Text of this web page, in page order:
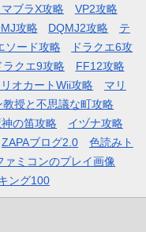
マブラX攻略
VP2攻略
攻略 DQMJ2攻略
テ
ソード攻略
ドラクエ6攻
ラクエ9攻略
FF12攻略
オカートWii攻略
マリ
教授と不思議な町攻略
神の笛攻略
イヅナ攻略
ZAPAブログ2.0
色読みト
ァミコンのプレイ画像
ング100